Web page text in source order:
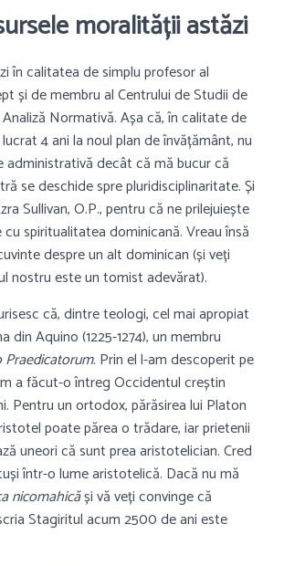
moralității astăzi
în calitatea de simplu profesor al
și de membru al Centrului de Studii de
Normativă. Așa că, în calitate de
4 ani la noul plan de învățământ, nu
administrativă decât că mă bucur că
se deschide spre pluridisciplinaritate. Și
Sullivan, O.P., pentru că ne prilejuiește
spiritualitatea dominicană. Vreau însă
despre un alt dominican (și veți
nostru este un tomist adevărat).
că, dintre teologi, cel mai apropiat
din Aquino (1225-1274), un membru
Praedicatorum. Prin el l-am descoperit pe
a făcut-o întreg Occidentul creștin
Pentru un ortodox, părăsirea lui Platon
poate părea o trădare, iar prietenii
uneori că sunt prea aristotelician. Cred
într-o lume aristotelică. Dacă nu mă
nicomahicăși vă veți convinge că
Stagiritul acum 2500 de ani este